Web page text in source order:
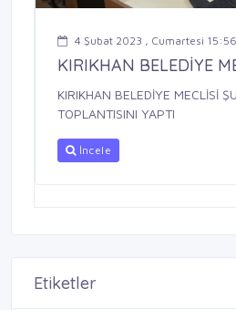
4 Şubat 2023 , Cumartesi 15:56
KIRIKHAN BELEDİYE
KIRIKHAN BELEDİYE MECLİSİ
TOPLANTISINI YAPTI
İncele
Etiketler